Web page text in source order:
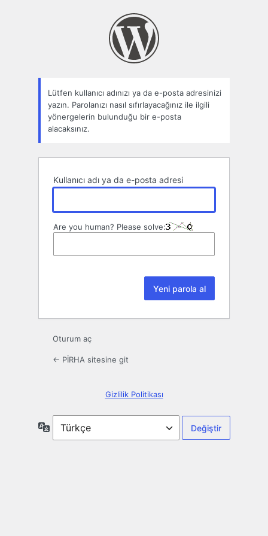
Lütfen kullanıcı adınızı ya da e-posta adresinizi
yazın. Parolanızı nasıl sıfırlayacağınız ile ilgili
yönergelerin bulunduğu bir e-posta
alacaksınız.
Kullanıcı adı ya da e-posta adresi
Are you human? Please solve:
Oturum aç
← PİRHA sitesine git
Gizlilik Politikası
Dil